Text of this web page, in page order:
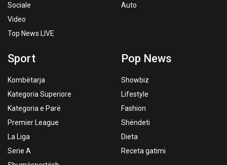
Sociale
Video
Top News LIVE
Auto
Sport
Kombëtarja
Kategoria Superiore
Kategoria e Parë
Premier League
La Liga
Serie A
Pop News
Showbiz
Lifestyle
Fashion
Shëndeti
Dieta
Receta gatimi